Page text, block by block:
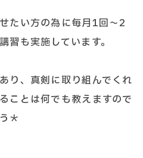
たい方の為に毎月1回～2
習も実施しています。
り、真剣に取り組んでくれ
ことは何でも教えますので
＊